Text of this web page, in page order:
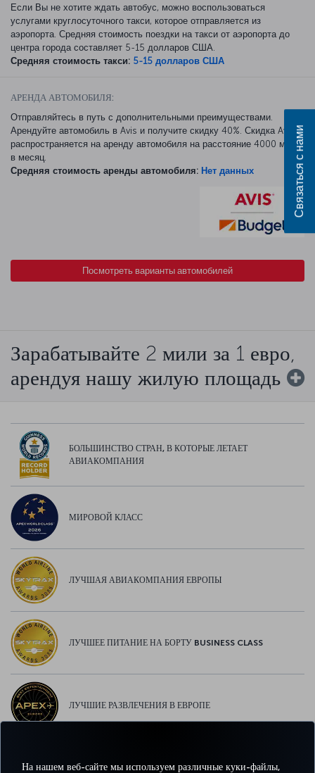
На нашем веб-сайте мы используем различные куки-файлы,
Если Вы не хотите ждать автобус, можно воспользоваться
услугами круглосуточного такси, которое отправляется из
аэропорта. Средняя стоимость поездки на такси от аэропорта до
центра города составляет 5-15 долларов США.
Средняя стоимость такси: 5-15 долларов США
АРЕНДА АВТОМОБИЛЯ:
Отправляйтесь в путь с дополнительными преимуществами.
Арендуйте автомобиль в Avis и получите скидку 40%. Скидка Avis
распространяется на аренду автомобиля на расстояние 4000 миль
в месяц.
Средняя стоимость аренды автомобиля: Нет данных
Посмотреть варианты автомобилей
Зарабатывайте 2 мили за 1 евро,
арендуя нашу жилую площадь
БОЛЬШИНСТВО СТРАН, В КОТОРЫЕ ЛЕТАЕТ
АВИАКОМПАНИЯ
МИРОВОЙ КЛАСС
ЛУЧШАЯ АВИАКОМПАНИЯ ЕВРОПЫ
ЛУЧШЕЕ ПИТАНИЕ НА БОРТУ BUSINESS CLASS
ЛУЧШИЕ РАЗВЛЕЧЕНИЯ В ЕВРОПЕ
ЛУЧШИЙ WI-FI В ЕВРОПЕ
Связаться с нами